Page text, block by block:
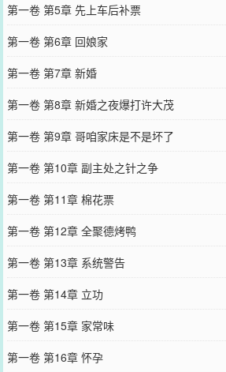
第一卷 第5章 先上车后补票
第一卷 第6章 回娘家
第一卷 第7章 新婚
第一卷 第8章 新婚之夜爆打许大茂
第一卷 第9章 哥咱家床是不是坏了
第一卷 第10章 副主处之针之争
第一卷 第11章 棉花票
第一卷 第12章 全聚德烤鸭
第一卷 第13章 系统警告
第一卷 第14章 立功
第一卷 第15章 家常味
第一卷 第16章 怀孕